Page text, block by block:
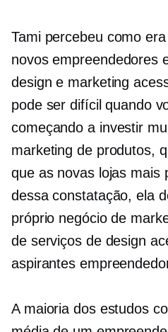
Tami percebeu como
novos empreendedores
design e marketing
pode ser difícil quando
começando a investir
marketing de produtos,
que as novas lojas mais
dessa constatação, ela
próprio negócio de
de serviços de design
aspirantes
A maioria dos estudos